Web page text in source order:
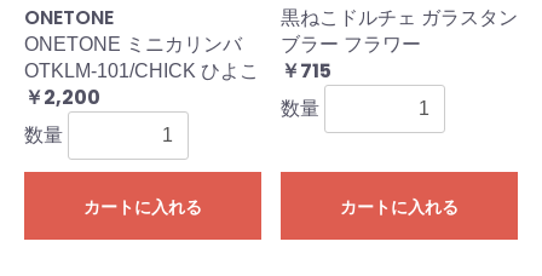
ONETONE
ONETONE ミニカリンバ
OTKLM-101/CHICK ひよこ
￥2,200
数量
カートに入れる
黒ねこドルチェ ガラスタン
ブラー フラワー
￥715
数量
カートに入れる